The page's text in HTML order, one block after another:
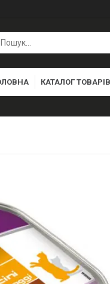
КАТАЛОГ ТОВАРІВ